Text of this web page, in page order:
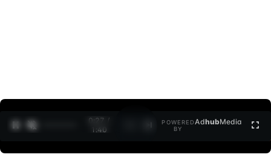
0:27 /
1:40
POWERED
BY
AdhubMedia